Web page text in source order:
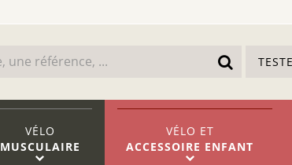
VÉLO
MUSCULAIRE
VÉLO ET
ACCESSOIRE ENFANT